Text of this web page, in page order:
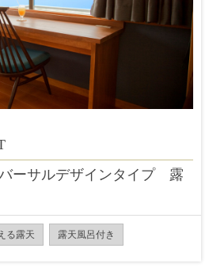
ーサルデザインタイプ 露
る露天 露天風呂付き